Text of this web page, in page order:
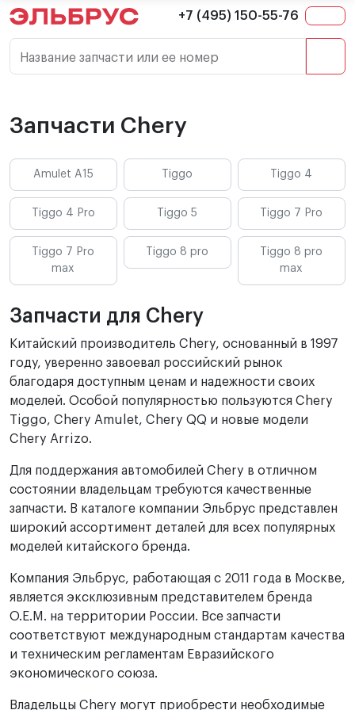
+7 (495) 150-55-76
Название запчасти или ее номер
Запчасти Chery
Amulet A15 Tiggo Tiggo 4
Tiggo 4 Pro Tiggo 5 Tiggo 7 Pro
Tiggo 7 Pro
max
Tiggo 8 pro
Tiggo 8 pro
max
Запчасти для Chery
Китайский производитель Chery, основанный в 1997
году, уверенно завоевал российский рынок
благодаря доступным ценам и надежности своих
моделей. Особой популярностью пользуются Chery
Tiggo, Chery Amulet, Chery QQ и новые модели
Chery Arrizo.
Для поддержания автомобилей Chery в отличном
состоянии владельцам требуются качественные
запчасти. В каталоге компании Эльбрус представлен
широкий ассортимент деталей для всех популярных
моделей китайского бренда.
Компания Эльбрус, работающая с 2011 года в Москве,
является эксклюзивным представителем бренда
O.E.M. на территории России. Все запчасти
соответствуют международным стандартам качества
и техническим регламентам Евразийского
экономического союза.
Владельцы Chery могут приобрести необходимые